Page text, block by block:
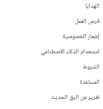
الهدايا
فرص العمل
إشعار الخصوصية
استخدام الذكاء الاصطناعي
الشروط
المساعدة
تقرير عن الرق الحديث